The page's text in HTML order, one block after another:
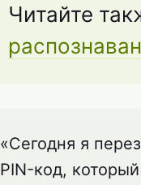
Читайте
«Сегодня я
PIN-код,